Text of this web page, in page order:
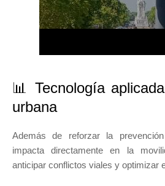
📊 Tecnología
urbana
Además de reforzar la
impacta directamente en la
anticipar conflictos viales y optimizar